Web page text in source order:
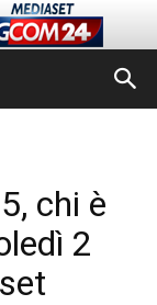
chi è
2